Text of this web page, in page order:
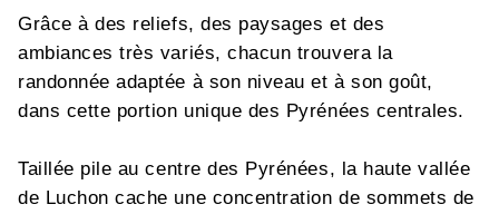
Grâce à des reliefs, des paysages et des
ambiances très variés, chacun trouvera la
randonnée adaptée à son niveau et à son goût,
dans cette portion unique des Pyrénées centrales.
Taillée pile au centre des Pyrénées, la haute vallée
de Luchon cache une concentration de sommets de